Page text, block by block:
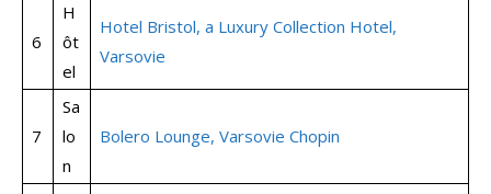
6
H
ôt
el
Hotel Bristol, a Luxury Collection Hotel,
Varsovie
7
Sa
lo
n
Bolero Lounge, Varsovie Chopin